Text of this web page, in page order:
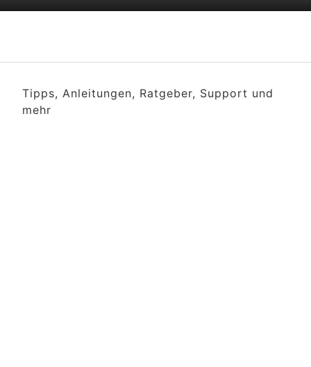
Tipps, Anleitungen, Ratgeber, Support und
mehr